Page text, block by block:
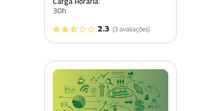
30h
2.3 (3 avaliações)